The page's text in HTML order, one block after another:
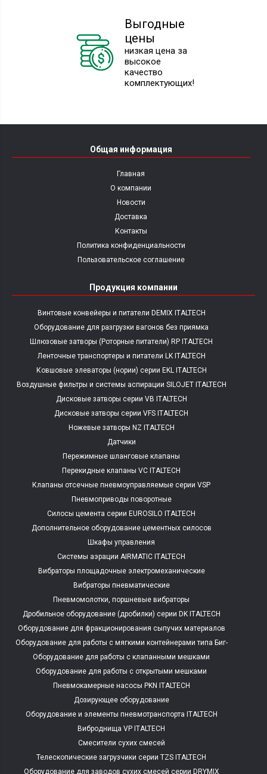
Выгодные
цены
низкая цена за
высокое
качество
комплектующих!
Общая информация
Главная
О компании
Новости
Доставка
Контакты
Политика конфиденциальности
Пользовательское соглашение
Продукция компании
Винтовые конвейеры и питатели DEMIX ITALTECH
Оборудование для разгрузки вагонов без приямка
Шлюзовые затворы (Роторные питатели) RP ITALTECH
Ленточные транспортеры и питатели LK ITALTECH
Ковшовые элеваторы (нории) серии EKL ITALTECH
Воздушные фильтры и системы аспирации SILOJET ITALTECH
Дисковые затворы серии VB ITALTECH
Дисковые затворы серии VFS ITALTECH
Ножевые затворы NZ ITALTECH
Датчики
Пережимные шланговые клапаны
Перекидные клапаны VC ITALTECH
Клапаны отсечные пневмоуправляемые серии VSP
Пневмоприводы поворотные
Силосы цемента серии EUROSILO ITALTECH
Дополнительное оборудование цементных силосов
Шкафы управления
Системы аэрации AIRMATIC ITALTECH
Вибраторы площадочные электромеханические
Вибраторы пневматические
Пневмомолотки, поршневые вибраторы
Дробильное оборудование (дробилки) серии DK ITALTECH
Оборудование для фракционирования сыпучих материалов
Оборудование для работы с мягкими контейнерами типа Биг-
Бэг
Оборудование для работы с клапанными мешками
Оборудование для работы с открытыми мешками
Пневмокамерные насосы PKN ITALTECH
Дозирующее оборудование
Оборудование и элементы пневмотранспорта ITALTECH
Виброднища VP ITALTECH
Смесители сухих смесей
Телескопические загрузчики серии TZS ITALTECH
Оборудование для заводов сухих смесей серии DRYMIX